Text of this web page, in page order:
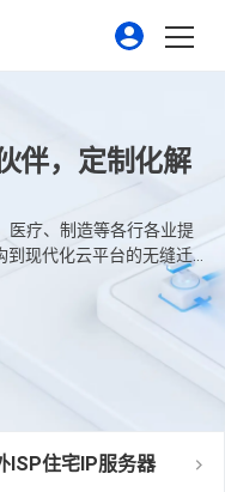
伴，定制化解
医疗、制造等各行各业提
到现代化云平台的无缝迁
，提升运营效率和竞争优
ISP住宅IP服务器